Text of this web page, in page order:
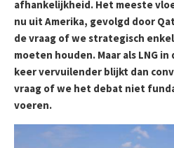
afhankelijkheid. Het meeste
nu uit Amerika, gevolgd door
de vraag of we strategisch
moeten houden. Maar als LNG
keer vervuilender blijkt dan
vraag of we het debat niet
voeren.